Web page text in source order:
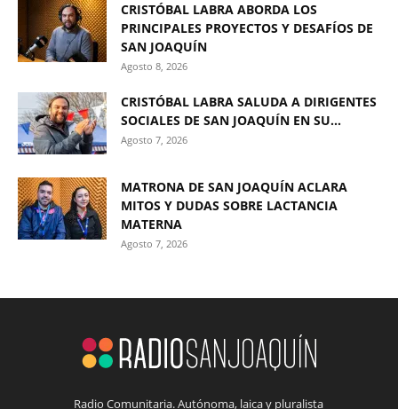
CRISTÓBAL LABRA ABORDA LOS
PRINCIPALES PROYECTOS Y DESAFÍOS DE
SAN JOAQUÍN
Agosto 8, 2026
CRISTÓBAL LABRA SALUDA A DIRIGENTES
SOCIALES DE SAN JOAQUÍN EN SU...
Agosto 7, 2026
MATRONA DE SAN JOAQUÍN ACLARA
MITOS Y DUDAS SOBRE LACTANCIA
MATERNA
Agosto 7, 2026
Radio Comunitaria. Autónoma, laica y pluralista